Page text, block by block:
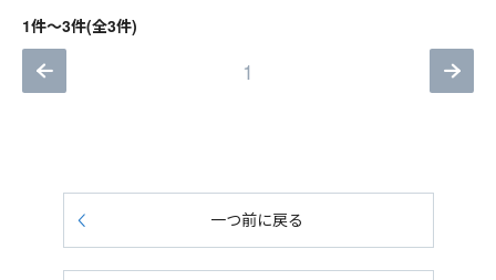
1件～3件(全3件)
1
一つ前に戻る